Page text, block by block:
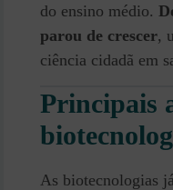
do ensino médio.
parou de crescer,
ciência cidadã em
Principais
As biotecnologias